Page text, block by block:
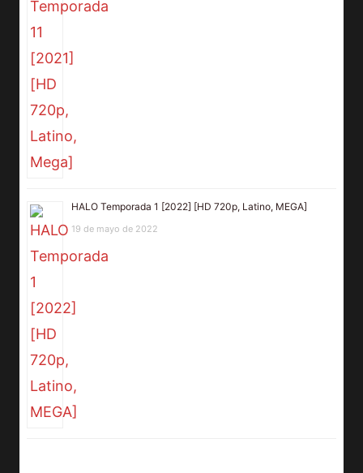
HALO Temporada 1 [2022] [HD 720p, Latino, MEGA]
19 de mayo de 2022